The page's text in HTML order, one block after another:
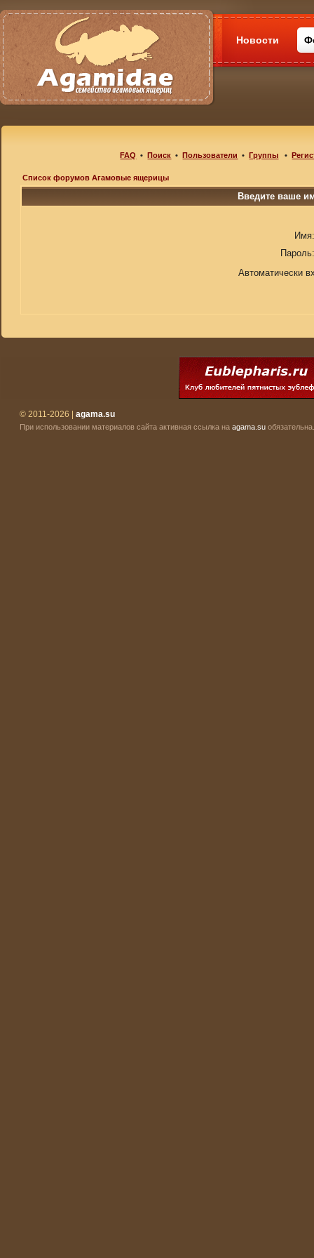
Новости
FAQ •Поиск •Пользователи •Группы •
Список форумов Агамовые ящерицы
Введите ваше
Имя:
Пароль:
Автоматически
© 2011-2026 | agama.su
При использовании материалов сайта активная ссылка на agama.su обязательна.